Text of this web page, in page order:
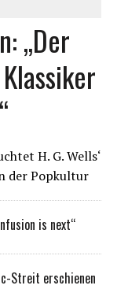
„Der
H. G. Wells‘
der Popkultur
is next“
Streit erschienen